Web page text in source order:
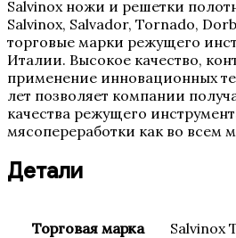
Италия)
Salvinox ножи и решетки
Salvinox, Salvador, Tornado,
торговые марки режущего
Италии. Высокое качество,
применение инновационных
лет позволяет компании
качества режущего
мясопереработки как во всем
Детали
Торговая марка Salvinox